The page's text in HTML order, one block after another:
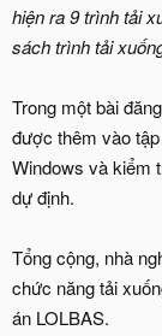
hiện ra 9 trình tải
sách trình tải
Trong một bài
được thêm vào
Windows và kiểm
dự định.
Tổng cộng, nhà
chức năng tải
án LOLBAS.